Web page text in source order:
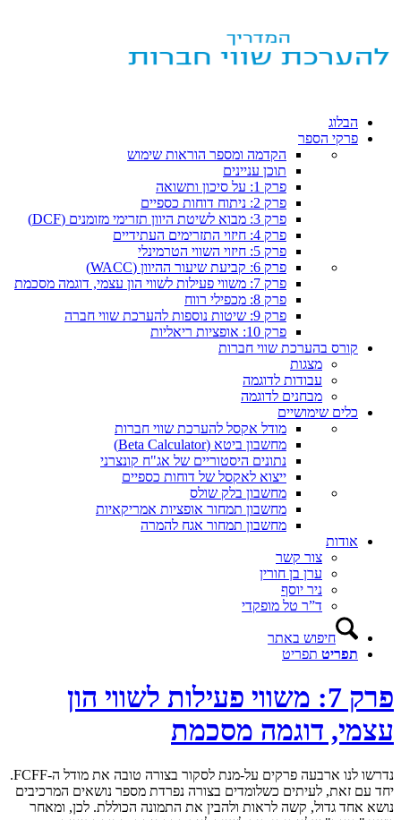
הבלוג
פרקי הספר
הקדמה ומספר הוראות שימוש
תוכן עניינים
פרק 1: על סיכון ותשואה
פרק 2: ניתוח דוחות כספיים
פרק 3: מבוא לשיטת היוון תזרימי מזומנים (DCF)
פרק 4: חיזוי התזרימים העתידיים
פרק 5: חיזוי השווי הטרמינלי
פרק 6: קביעת שיעור ההיוון (WACC)
פרק 7: משווי פעילות לשווי הון עצמי, דוגמה מסכמת
פרק 8: מכפילי רווח
פרק 9: שיטות נוספות להערכת שווי חברה
פרק 10: אופציות ריאליות
קורס בהערכת שווי חברות
מצגות
עבודות לדוגמה
מבחנים לדוגמה
כלים שימושיים
מודל אקסל להערכת שווי חברות
מחשבון ביטא (Beta Calculator)
נתונים היסטוריים של אג"ח קונצרני
ייצוא לאקסל של דוחות כספיים
מחשבון בלק שולס
מחשבון תמחור אופציות אמריקאיות
מחשבון תמחור אגח להמרה
אודות
צור קשר
ערן בן חורין
ניר יוסף
ד”ר טל מופקדי
חיפוש באתר
תפריט תפריט
פרק 7: משווי פעילות לשווי הון
עצמי, דוגמה מסכמת
נדרשו לנו ארבעה פרקים על-מנת לסקור בצורה טובה את מודל ה-FCFF.
יחד עם זאת, לעיתים כשלומדים בצורה נפרדת מספר נושאים המרכיבים
נושא אחד גדול, קשה לראות ולהבין את התמונה הכוללת. לכן, ומאחר